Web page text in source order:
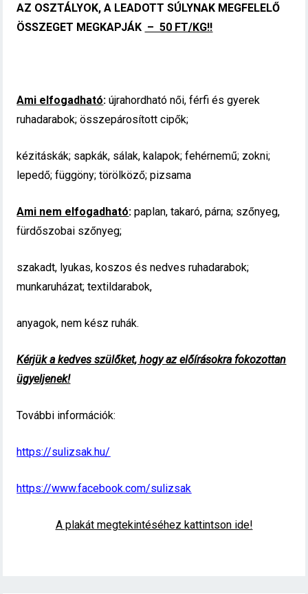
AZ OSZTÁLYOK, A LEADOTT SÚLYNAK MEGFELELŐ
ÖSSZEGET MEGKAPJÁK – 50 FT/KG!!
Ami elfogadható:újrahordható női, férfi és gyerek
ruhadarabok; összepárosított cipők;
kézitáskák; sapkák, sálak, kalapok; fehérnemű; zokni;
lepedő; függöny; törölköző; pizsama
Ami nem elfogadható:paplan, takaró, párna; szőnyeg,
fürdőszobai szőnyeg;
szakadt, lyukas, koszos és nedves ruhadarabok;
munkaruházat; textildarabok,
anyagok, nem kész ruhák.
Kérjük a kedves szülőket, hogy az előírásokra fokozottan
ügyeljenek!
További információk:
https://sulizsak.hu/
https://www.facebook.com/sulizsak
A plakát megtekintéséhez kattintson ide!